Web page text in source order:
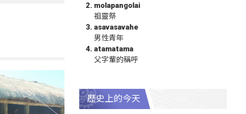
molapangolai
祖靈祭
asavasavahe
男性青年
atamatama
父字輩的稱呼
歷史上的今天